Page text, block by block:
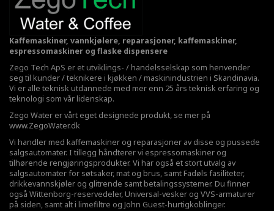
Kaffemaskiner, vannkjølere, reparasjoner, kaffemaskiner,
espressomaskiner og flaske dispensere
Zego Tech ApS er et utviklings- / handelsselskap som henvender
seg til kunder / teknikere i kjøkken / maskinindustrien i Skandinavia.
Vi er alle teknisk utdannede med mer enn 25 års teknisk erfaring og
teknologi som vår lidenskap.
Zego Water er vårt eget designede produkt, se mer på
www.ZegoWater.dk
Vi handler med kaffemaskiner og reparasjoner av disse og pussede
salgsautomater. I tillegg håndterer vi espressomaskiner og
tilhørende rengjøringsprodukter. Vi har også et stort utvalg av
salgsautomater for søtsaker, mat og brus, samt Fadøls fasiliteter,
drikkevannskjøler og glitrende samt betalingssystemer. Du finner
også Wittenborg-reservedeler, Universal-vesker og VVS-armaturer
på siden, samt alt i limefiltre og John Guest-hurtigkoblinger.